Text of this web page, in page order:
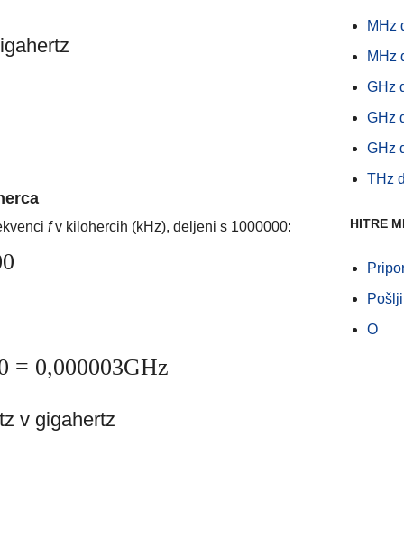
fv kilohercih (kHz), deljeni s 1000000:
= 0,000003GHz
v gigahertz
MHz
MHz
GHz
GHz
GHz
THz
HITRE
O